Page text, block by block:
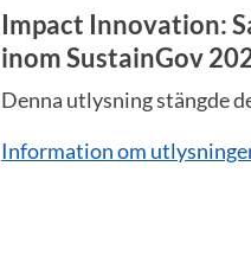
Impact Innovation:
inom SustainGov
Denna utlysning stängde
Information om